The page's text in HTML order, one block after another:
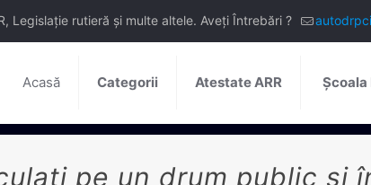
Legislație rutieră și multe altele. Aveți Întrebări ?
Acasă Categorii Atestate ARR Școala
pe un drum public și